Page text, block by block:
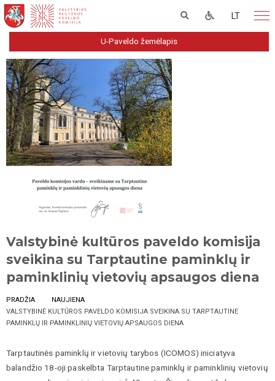
LT
U-Paveldo žemėlapis
Valstybinė kultūros paveldo komisija
sveikina su Tarptautine paminklų ir
paminklinių vietovių apsaugos diena
PRADŽIA
NAUJIENA
VALSTYBINĖ KULTŪROS PAVELDO KOMISIJA SVEIKINA SU TARPTAUTINE
PAMINKLŲ IR PAMINKLINIŲ VIETOVIŲ APSAUGOS DIENA
Tarptautinės paminklų ir vietovių tarybos (ICOMOS) iniciatyva
balandžio 18-oji paskelbta Tarptautine paminklų ir paminklinių vietovių